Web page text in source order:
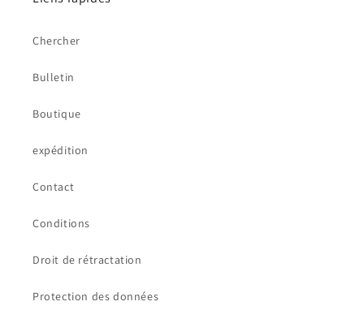
Chercher
Bulletin
Boutique
expédition
Contact
Conditions
Droit de rétractation
Protection des données